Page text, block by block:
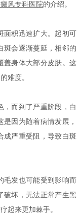
风专科医院的介绍。
积迅速扩大。起初可
斑会逐渐蔓延，相邻的
盖身体大部分皮肤。这
难度。
而到了严重阶段，白
因为随着病情发展，
成严重受阻，导致白斑
发也可能受到影响而
破坏，无法正常产生黑
起来更加棘手。